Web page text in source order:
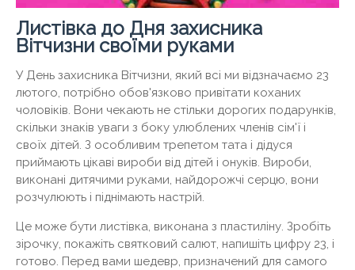
Листівка до Дня захисника
Вітчизни своїми руками
У День захисника Вітчизни, який всі ми відзначаємо 23
лютого, потрібно обов'язково привітати коханих
чоловіків. Вони чекають не стільки дорогих подарунків,
скільки знаків уваги з боку улюблених членів сім'ї і
своїх дітей. З особливим трепетом тата і дідуся
приймають цікаві вироби від дітей і онуків. Вироби,
виконані дитячими руками, найдорожчі серцю, вони
розчулюють і піднімають настрій.
Це може бути листівка, виконана з пластиліну. Зробіть
зірочку, покажіть святковий салют, напишіть цифру 23, і
готово. Перед вами шедевр, призначений для самого